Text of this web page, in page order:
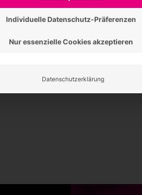
Ein großes Dankeschön an Mitarbeiter und
Individuelle Datenschutz-Präferenzen
Nur essenzielle Cookies akzeptieren
Datenschutzerklärung